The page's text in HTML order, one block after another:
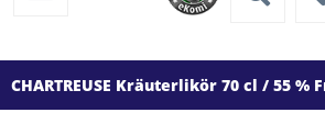
CHARTREUSE Kräuterlikör 70 cl / 55 %